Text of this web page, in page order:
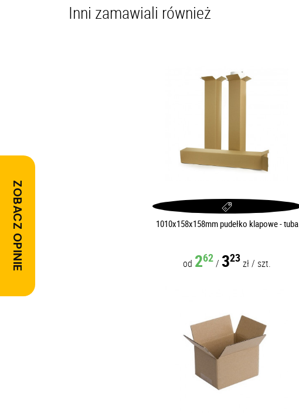
Inni zamawiali również
1010x158x158mm pudełko klapowe - tuba
od 262/ 323zł/ szt.
ZOBACZ OPINIE